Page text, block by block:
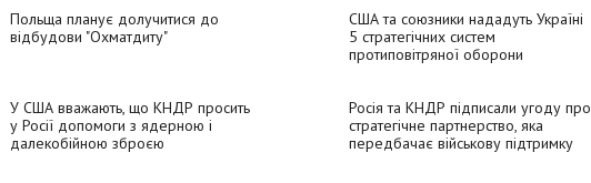
Польща планує долучитися до
відбудови "Охматдиту"
США та союзники нададуть Україні
5 стратегічних систем
протиповітряної оборони
У США вважають, що КНДР просить
у Росії допомоги з ядерною і
далекобійною зброєю
Росія та КНДР підписали угоду про
стратегічне партнерство, яка
передбачає військову підтримку